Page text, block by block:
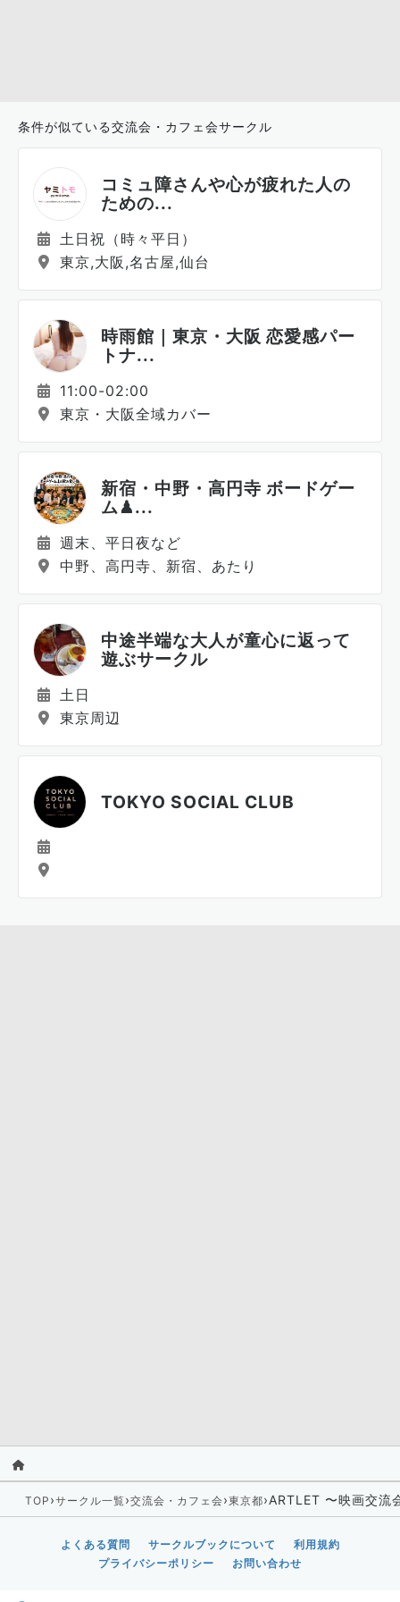
条件が似ている交流会・カフェ会サークル
コミュ障さんや心が疲れた人の
ための...
土日祝（時々平日）
東京,大阪,名古屋,仙台
時雨館｜東京・大阪 恋愛感パー
トナ...
11:00-02:00
東京・大阪全域カバー
新宿・中野・高円寺 ボードゲー
ム♟...
週末、平日夜など
中野、高円寺、新宿、あたり
中途半端な大人が童心に返って
遊ぶサークル
土日
東京周辺
TOKYO SOCIAL CLUB
TOP ›サークル一覧›交流会・カフェ会›東京都›ARTLET 〜映画交流
よくある質問 サークルブックについて
利用規約
プライバシーポリシー
お問い合わせ